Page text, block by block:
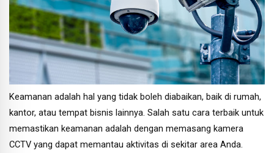
Keamanan adalah hal yang tidak boleh diabaikan, baik di rumah,
kantor, atau tempat bisnis lainnya. Salah satu cara terbaik untuk
memastikan keamanan adalah dengan memasang kamera
CCTV yang dapat memantau aktivitas di sekitar area Anda.